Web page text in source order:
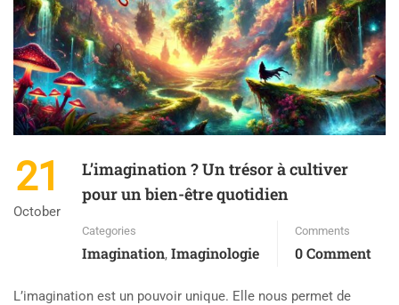
21
October
L’imagination ? Un trésor à cultiver
pour un bien-être quotidien
Categories
Imagination, Imaginologie
Comments
0 Comment
L’imagination est un pouvoir unique. Elle nous permet de